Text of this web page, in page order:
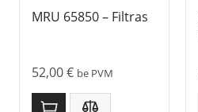
MRU 65850 – Filtras
52,00€ be PVM